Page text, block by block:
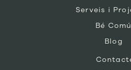
Serveis i
Bé Comú
Blog